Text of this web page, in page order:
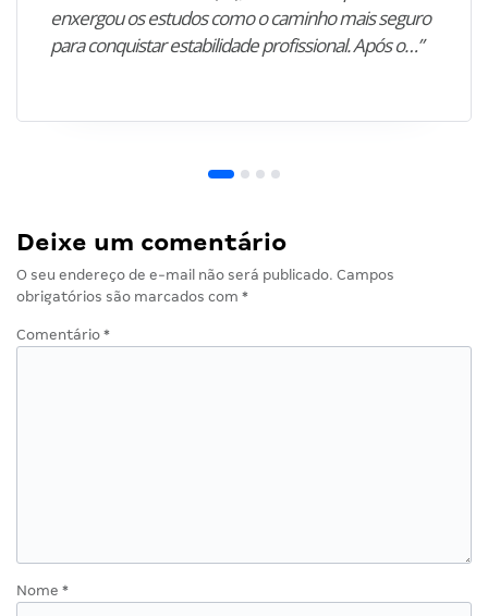
enxergou os estudos como o caminho mais seguro
para conquistar estabilidade profissional. Após o…”
Deixe um comentário
O seu endereço de e-mail não será publicado. Campos
obrigatórios são marcados com *
Comentário *
Nome *